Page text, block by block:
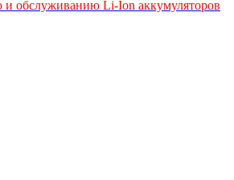
обслуживанию Li-Ion аккумуляторов